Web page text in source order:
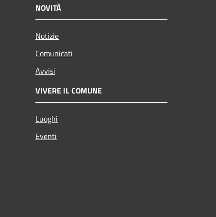
NOVITÀ
Notizie
Comunicati
Avvisi
VIVERE IL COMUNE
Luoghi
Eventi